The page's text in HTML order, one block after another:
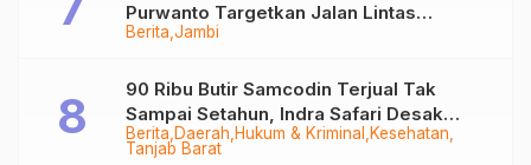
Berita Jambi
Purwanto Targetkan Jalan Lintas
Tungkal-Jambi Mulus di 2028
Berita Daerah Hukum & Kriminal
Kesehatan
Tanjab Barat
90 Ribu Butir Samcodin Terjual Tak
Sampai Setahun, Indra Safari Desak
Audit Menyeluruh